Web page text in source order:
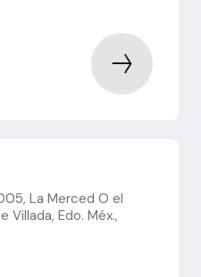
La Merced O el
Villada, Edo. Méx.,